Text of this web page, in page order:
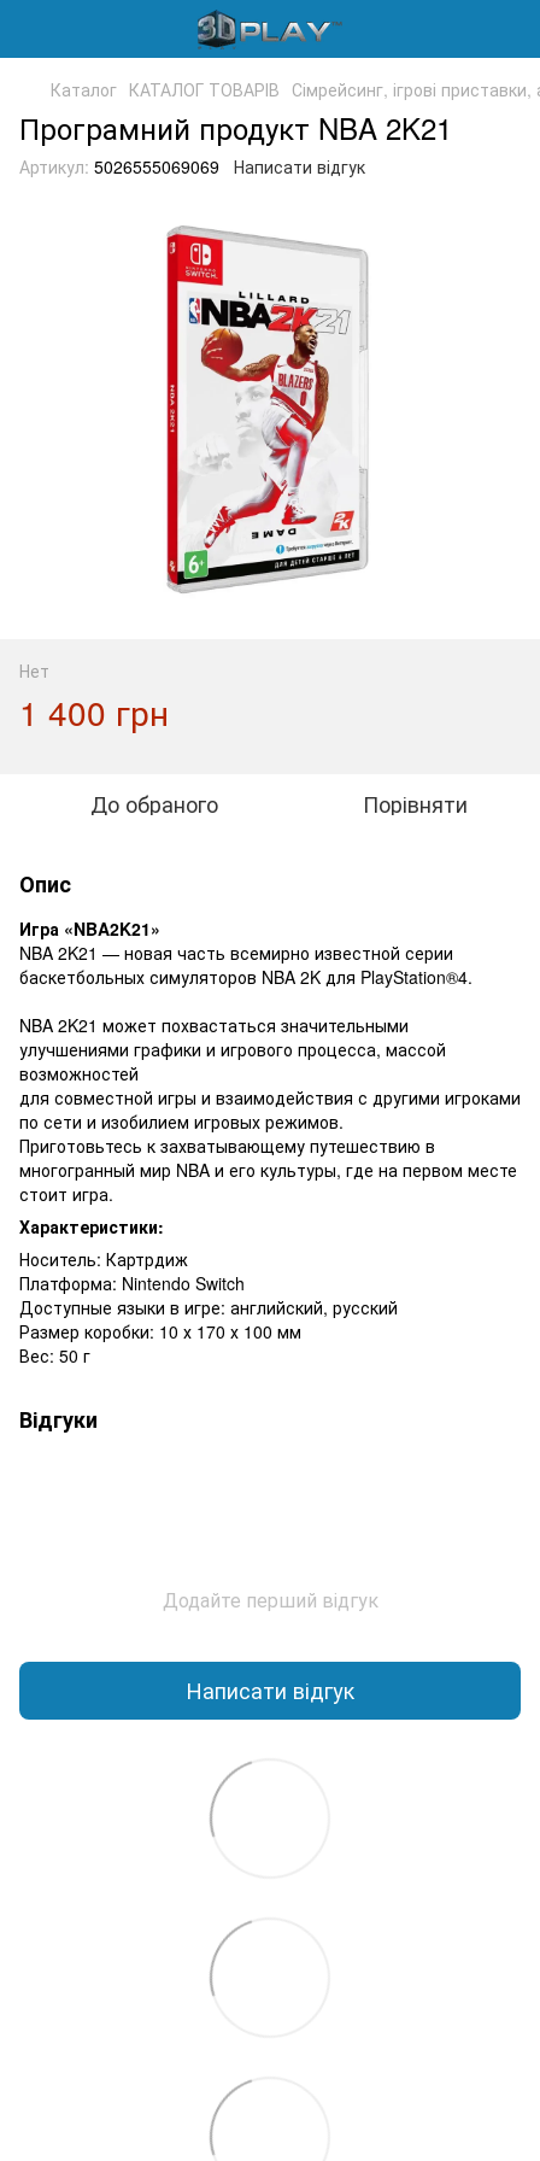
Каталог КАТАЛОГ ТОВАРІВ Сімрейсинг, ігрові
Програмний продукт NBA 2K21
Артикул: 5026555069069 Написати відгук
Нет
1 400 грн
До обраного Порівняти
Опис
Игра «NBA2K21»
NBA 2K21 — новая часть всемирно известной серии
баскетбольных симуляторов NBA 2K для PlayStation®4.
NBA 2K21 может похвастаться значительными
улучшениями графики и игрового процесса, массой
возможностей
для совместной игры и взаимодействия с другими игроками
по сети и изобилием игровых режимов.
Приготовьтесь к захватывающему путешествию в
многогранный мир NBA и его культуры, где на первом месте
стоит игра.
Характеристики:
Носитель: Картрдиж
Платформа: Nintendo Switch
Доступные языки в игре: английский, русский
Размер коробки: 10 х 170 х 100 мм
Вес: 50 г
Відгуки
Додайте перший відгук
Написати відгук